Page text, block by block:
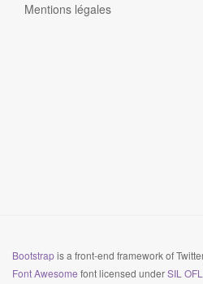
Mentions légales
Bootstrapis a front-end framework of
Font Awesome font licensed underSIL